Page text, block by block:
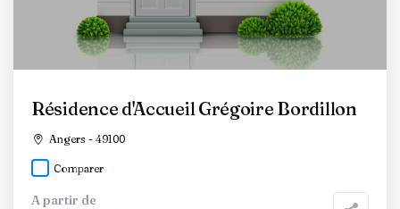
Résidence d'Accueil Grégoire Bordillon
Angers - 49100
Comparer
A partir de